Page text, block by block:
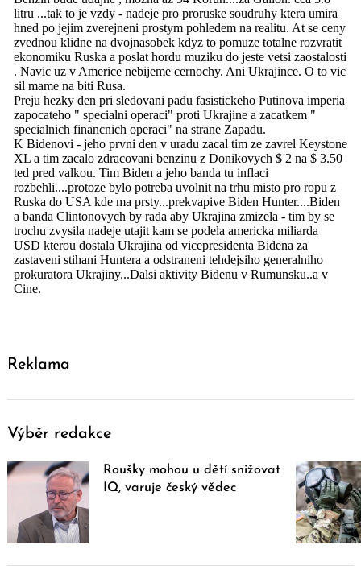
Reklama
Výběr redakce
Roušky mohou u dětí snižovat
IQ, varuje český vědec